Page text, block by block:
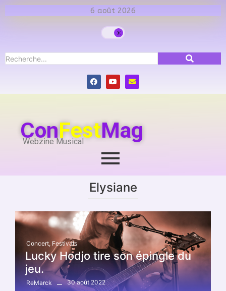
6 août 2026
ConFestMag
Webzine Musical
Elysiane
Concert, Festivals
Lucky Hodjo tire son épingle du
jeu.
ReMarck 30 août 2022